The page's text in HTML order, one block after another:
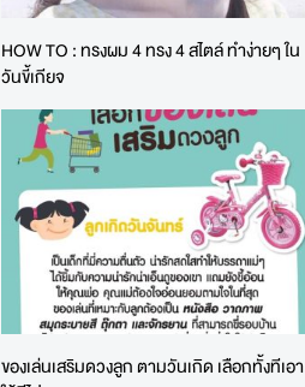
HOW TO : ทรงผม 4 ทรง 4 สไตล์ ทำง่ายๆ ใน
วันขี้เกียจ
ของเล่นเสริมดวงลูก ตามวันเกิด เลือกทั้งทีเอา